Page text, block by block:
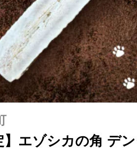
】エゾシカの角 デ